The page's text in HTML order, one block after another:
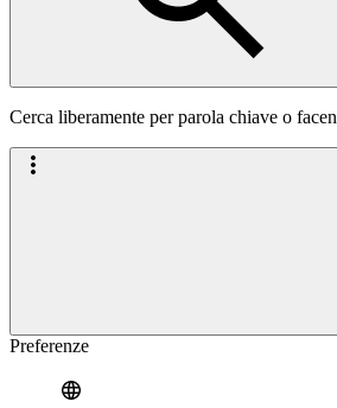
Cerca liberamente per parola chiave o
Preferenze